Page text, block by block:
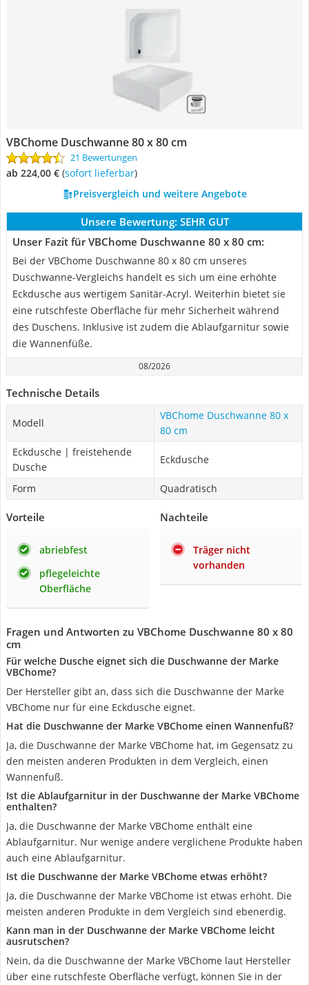
VBChome Duschwanne 80 x 80 cm
21 Bewertungen
ab 224,00 € ( Sofort lieferbar)
Preisvergleich und weitere Angebote
Unsere Bewertung: SEHR GUT
Unser Fazit für VBChome Duschwanne 80 x 80 cm:
Bei der VBChome Duschwanne 80 x 80 cm unseres
Duschwanne-Vergleichs handelt es sich um eine erhöhte
Eckdusche aus wertigem Sanitär-Acryl. Weiterhin bietet sie
eine rutschfeste Oberfläche für mehr Sicherheit während
des Duschens. Inklusive ist zudem die Ablaufgarnitur sowie
die Wannenfüße.
08/2026
Technische Details
Modell
VBChome Duschwanne 80 x
80 cm
Eckdusche | freistehende
Dusche
Eckdusche
Form Quadratisch
Vorteile
abriebfest
pflegeleichte
Oberfläche
Nachteile
Träger nicht
vorhanden
Fragen und Antworten zu VBChome Duschwanne 80 x 80
cm
Für welche Dusche eignet sich die Duschwanne der Marke
VBChome?
Der Hersteller gibt an, dass sich die Duschwanne der Marke
VBChome nur für eine Eckdusche eignet.
Hat die Duschwanne der Marke VBChome einen Wannenfuß?
Ja, die Duschwanne der Marke VBChome hat, im Gegensatz zu
den meisten anderen Produkten in dem Vergleich, einen
Wannenfuß.
Ist die Ablaufgarnitur in der Duschwanne der Marke VBChome
enthalten?
Ja, die Duschwanne der Marke VBChome enthält eine
Ablaufgarnitur. Nur wenige andere verglichene Produkte haben
auch eine Ablaufgarnitur.
Ist die Duschwanne der Marke VBChome etwas erhöht?
Ja, die Duschwanne der Marke VBChome ist etwas erhöht. Die
meisten anderen Produkte in dem Vergleich sind ebenerdig.
Kann man in der Duschwanne der Marke VBChome leicht
ausrutschen?
Nein, da die Duschwanne der Marke VBChome laut Hersteller
über eine rutschfeste Oberfläche verfügt, können Sie in der